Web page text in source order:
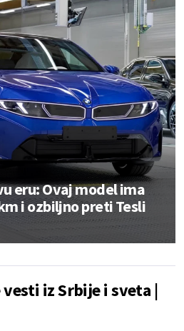
eru: Ovaj model ima
i ozbiljno preti Tesli
iz Srbije i sveta |